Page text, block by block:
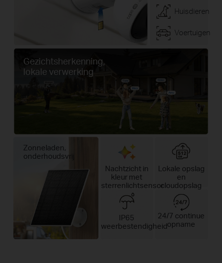
Huisdieren
Voertuigen
Nachtzicht in
kleur met
sterrenlichtsensor
Lokale opslag
en
cloudopslag
IP65
weerbestendigheid
24/7 continue
opname
Zonneladen,
onderhoudsvrij
Gezichtsherkenning,
lokale verwerking